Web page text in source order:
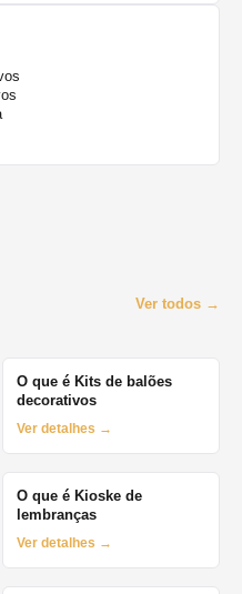
Ver todos →
O que é Kits de balões
decorativos
Ver detalhes →
O que é Kioske de
lembranças
Ver detalhes →